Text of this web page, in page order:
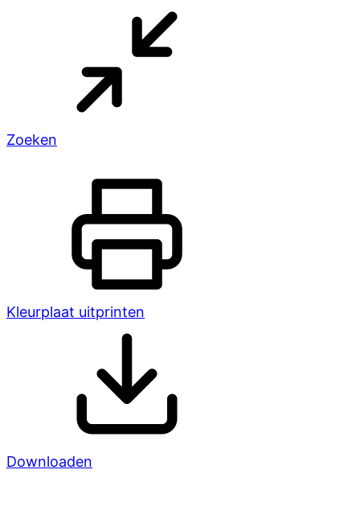
Zoeken
Kleurplaat uitprinten
Downloaden